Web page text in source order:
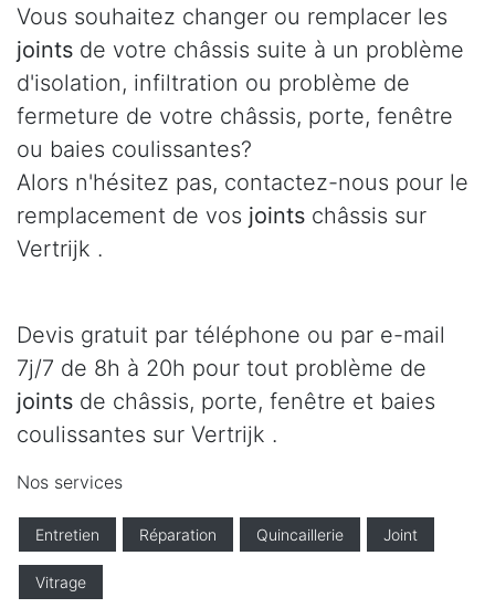
Vous souhaitez changer ou remplacer les
joints de votre châssis suite à un problème
d'isolation, infiltration ou problème de
fermeture de votre châssis, porte, fenêtre
ou baies coulissantes?
Alors n'hésitez pas, contactez-nous pour le
remplacement de vos joints châssis sur
Vertrijk .
Devis gratuit par téléphone ou par e-mail
7j/7 de 8h à 20h pour tout problème de
joints de châssis, porte, fenêtre et baies
coulissantes sur Vertrijk .
Nos services
Entretien Réparation Quincaillerie Joint
Vitrage